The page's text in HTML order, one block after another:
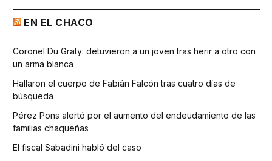
EN EL CHACO
Coronel Du Graty: detuvieron a un joven tras herir a otro con
un arma blanca
Hallaron el cuerpo de Fabián Falcón tras cuatro días de
búsqueda
Pérez Pons alertó por el aumento del endeudamiento de las
familias chaqueñas
El fiscal Sabadini habló del caso